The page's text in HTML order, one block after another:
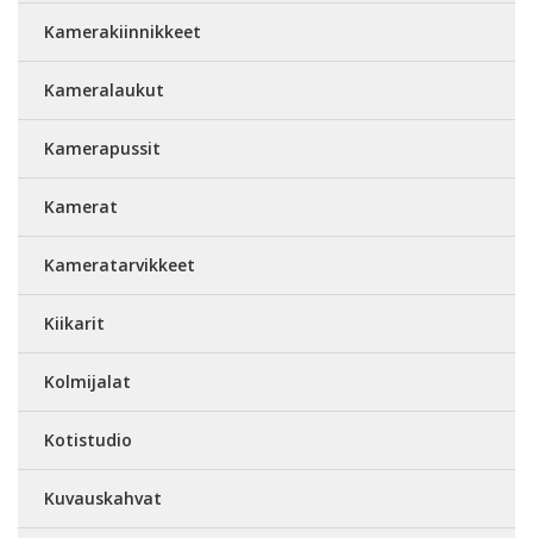
Kamerakiinnikkeet
Kameralaukut
Kamerapussit
Kamerat
Kameratarvikkeet
Kiikarit
Kolmijalat
Kotistudio
Kuvauskahvat